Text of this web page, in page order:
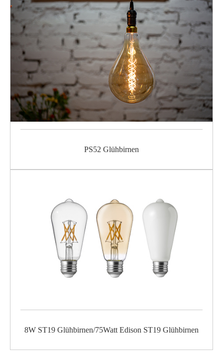
PS52 Glühbirnen
8W ST19 Glühbirnen/75Watt Edison ST19 Glühbirnen